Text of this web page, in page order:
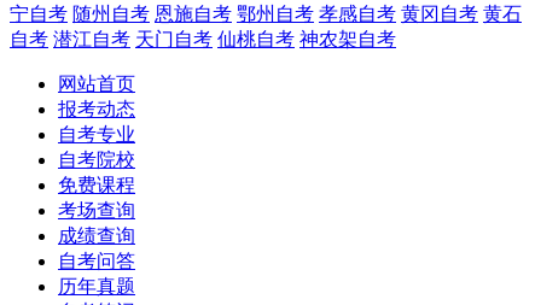
宁自考 随州自考 恩施自考 鄂州自考 孝感自考 黄冈自考 黄石
自考 潜江自考 天门自考 仙桃自考 神农架自考
网站首页
报考动态
自考专业
自考院校
免费课程
考场查询
成绩查询
自考问答
历年真题